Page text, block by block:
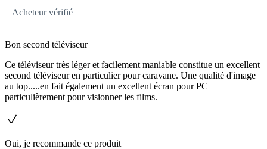
Acheteur vérifié
Bon second téléviseur
Ce téléviseur très léger et facilement maniable constitue un excellent
second téléviseur en particulier pour caravane. Une qualité d'image
au top.....en fait également un excellent écran pour PC
particulièrement pour visionner les films.
Oui, je recommande ce produit